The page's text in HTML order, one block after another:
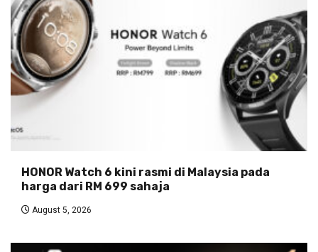
HONOR Watch 6 kini rasmi di Malaysia pada
harga dari RM 699 sahaja
August 5, 2026